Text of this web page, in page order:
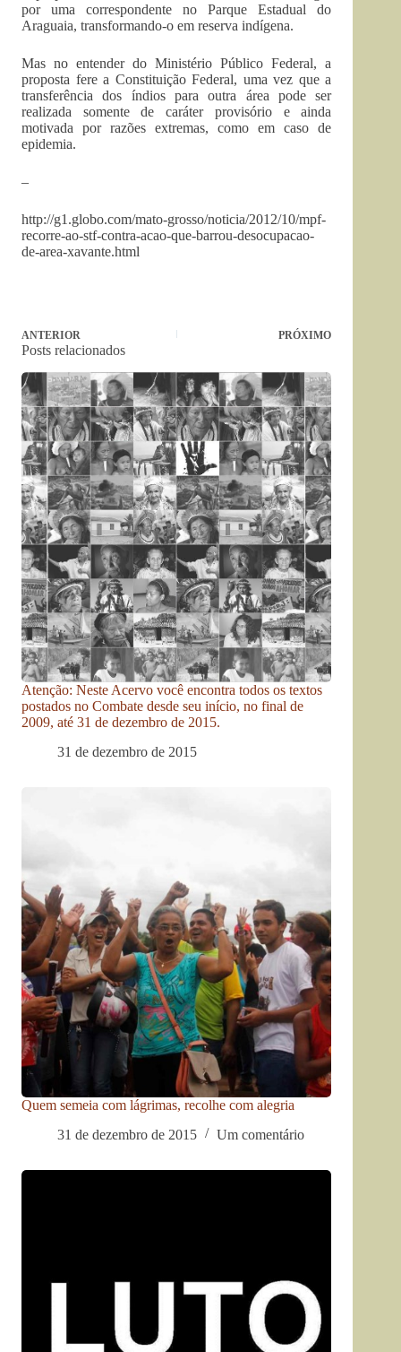
por uma correspondente no Parque Estadual do
Araguaia, transformando-o em reserva indígena.
Mas no entender do Ministério Público Federal, a
proposta fere a Constituição Federal, uma vez que a
transferência dos índios para outra área pode ser
realizada somente de caráter provisório e ainda
motivada por razões extremas, como em caso de
epidemia.
–
http://g1.globo.com/mato-grosso/noticia/2012/10/mpf-
recorre-ao-stf-contra-acao-que-barrou-desocupacao-
de-area-xavante.html
ANTERIOR PRÓXIMO
Posts relacionados
Atenção: Neste Acervo você encontra todos os textos
postados no Combate desde seu início, no final de
2009, até 31 de dezembro de 2015.
31 de dezembro de 2015
Quem semeia com lágrimas, recolhe com alegria
31 de dezembro de 2015
Um comentário